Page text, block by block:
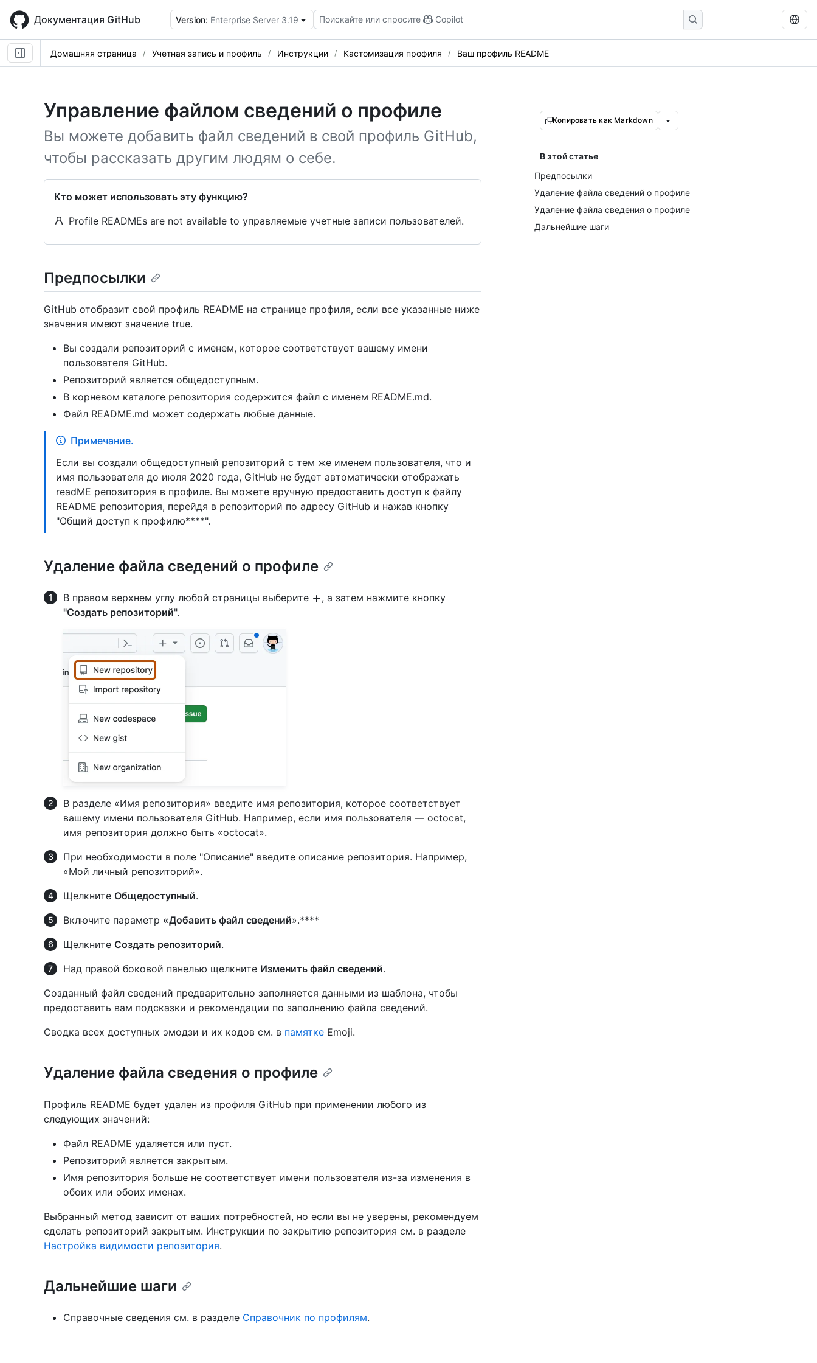
main
content
Документация GitHub Version: Enterprise Server 3.19 Поискайте или спросите Copilot
Домашняя страница Учетная запись и профиль Инструкции Кастомизация профиля Ваш профиль README
Управление файлом сведений о профиле
Вы можете добавить файл сведений в свой профиль GitHub,
чтобы рассказать другим людям о себе.
Кто может использовать эту функцию?
Profile READMEs are not available to управляемые учетные записи пользователей.
Копировать как Markdown
В этой статье
Предпосылки
Удаление файла сведений о профиле
Удаление файла сведения о профиле
Дальнейшие шаги
Предпосылки
GitHub отобразит свой профиль README на странице профиля, если все указанные ниже
значения имеют значение true.
Вы создали репозиторий с именем, которое соответствует вашему имени
пользователя GitHub.
Репозиторий является общедоступным.
В корневом каталоге репозитория содержится файл с именем README.md.
Файл README.md может содержать любые данные.
Примечание.
Если вы создали общедоступный репозиторий с тем же именем пользователя, что и
имя пользователя до июля 2020 года, GitHub не будет автоматически отображать
readME репозитория в профиле. Вы можете вручную предоставить доступ к файлу
README репозитория, перейдя в репозиторий по адресу GitHub и нажав кнопку
"Общий доступ к профилю****".
Удаление файла сведений о профиле
В правом верхнем углу любой страницы выберите
, а затем нажмите кнопку
"Создать репозиторий".
В разделе «Имя репозитория» введите имя репозитория, которое соответствует
вашему имени пользователя GitHub. Например, если имя пользователя — octocat,
имя репозитория должно быть «octocat».
При необходимости в поле "Описание" введите описание репозитория. Например,
«Мой личный репозиторий».
Щелкните Общедоступный.
Включите параметр «Добавить файл сведений».****
Щелкните Создать репозиторий.
Над правой боковой панелью щелкните Изменить файл сведений.
Созданный файл сведений предварительно заполняется данными из шаблона, чтобы
предоставить вам подсказки и рекомендации по заполнению файла сведений.
Сводка всех доступных эмодзи и их кодов см. в памятке Emoji.
Удаление файла сведения о профиле
Профиль README будет удален из профиля GitHub при применении любого из
следующих значений:
Файл README удаляется или пуст.
Репозиторий является закрытым.
Имя репозитория больше не соответствует имени пользователя из-за изменения в
обоих или обоих именах.
Выбранный метод зависит от ваших потребностей, но если вы не уверены, рекомендуем
сделать репозиторий закрытым. Инструкции по закрытию репозитория см. в разделе
Настройка видимости репозитория.
Дальнейшие шаги
Справочные сведения см. в разделе Справочник по профилям.